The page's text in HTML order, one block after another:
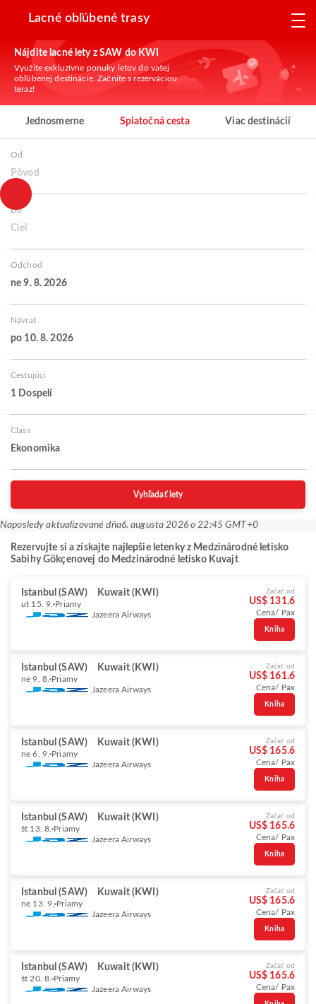
Lacné obľúbené trasy
Nájdite lacné lety z SAW do KWI
Využite exkluzívne ponuky letov do vašej
obľúbenej destinácie. Začnite s rezerváciou
teraz!
Jednosmerne Spiatočná cesta Viac destinácií
Od
Pôvod
Do
Cieľ
Odchod
ne 9. 8. 2026
Návrat
po 10. 8. 2026
Cestujúci
1 Dospelí
Class
Ekonomika
Vyhľadať lety
Naposledy aktualizované dňa6. augusta 2026 o 22:45 GMT+0
Rezervujte si a získajte najlepšie letenky z Medzinárodné letisko
Sabihy Gökçenovej do Medzinárodné letisko Kuvajt
Istanbul (SAW) Kuwait (KWI)
ut 15. 9. Priamy
Jazeera Airways
Začať od
US$ 131.6
Cena/ Pax
Kniha
Istanbul (SAW) Kuwait (KWI)
ne 9. 8. Priamy
Jazeera Airways
Začať od
US$ 161.6
Cena/ Pax
Kniha
Istanbul (SAW) Kuwait (KWI)
ne 6. 9. Priamy
Jazeera Airways
Začať od
US$ 165.6
Cena/ Pax
Kniha
Istanbul (SAW) Kuwait (KWI)
št 13. 8. Priamy
Jazeera Airways
Začať od
US$ 165.6
Cena/ Pax
Kniha
Istanbul (SAW) Kuwait (KWI)
ne 13. 9. Priamy
Jazeera Airways
Začať od
US$ 165.6
Cena/ Pax
Kniha
Istanbul (SAW) Kuwait (KWI)
št 20. 8. Priamy
Jazeera Airways
Začať od
US$ 165.6
Cena/ Pax